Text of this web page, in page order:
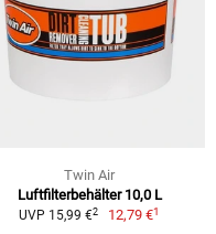
Twin Air
Luftfilterbehälter 10,0 L
UVP 15,99 €2 12,79 €1